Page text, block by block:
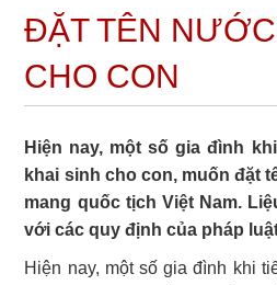
ĐẶT TÊN
CHO CON
Hiện nay, một số gia đình
khai sinh cho con, muốn đặt
mang quốc tịch Việt Nam.
với các quy định của pháp
Hiện nay, một số gia đình khi